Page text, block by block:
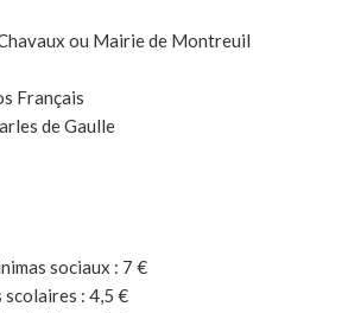
ou Mairie de Montreuil
Français
de Gaulle
sociaux : 7 €
: 4,5 €